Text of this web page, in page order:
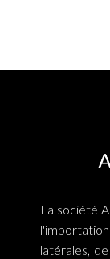
La société
latérales,